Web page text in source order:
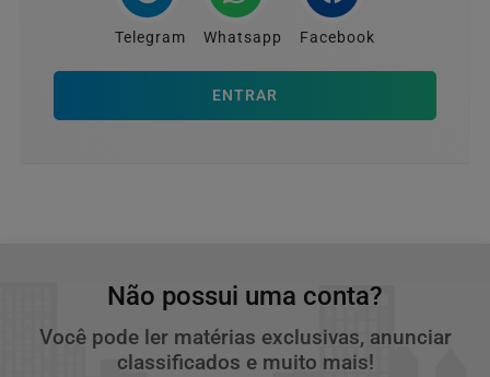
Telegram Whatsapp Facebook
ENTRAR
Não possui uma conta?
Você pode ler matérias exclusivas, anunciar
classificados e muito mais!